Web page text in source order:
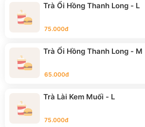
Trà Ổi Hồng Thanh Long - L
75.000đ
Trà Ổi Hồng Thanh Long - M
65.000đ
Trà Lài Kem Muối - L
75.000đ